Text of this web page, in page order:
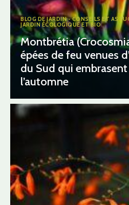
BLOG DE JARDIN - CONSEILS ET
JARDIN ÉCOLOGIQUE ET BIO
Montbrétia
épées de feu venues
du Sud qui embrasent
l’automne